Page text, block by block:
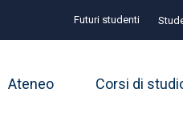
Futuri studenti
Ateneo Corsi di